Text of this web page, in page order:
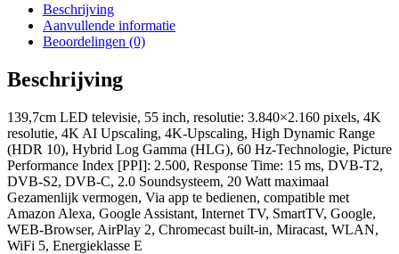
Beschrijving
Aanvullende informatie
Beoordelingen (0)
Beschrijving
139,7cm LED televisie, 55 inch, resolutie: 3.840×2.160 pixels, 4K
resolutie, 4K AI Upscaling, 4K-Upscaling, High Dynamic Range
(HDR 10), Hybrid Log Gamma (HLG), 60 Hz-Technologie, Picture
Performance Index [PPI]: 2.500, Response Time: 15 ms, DVB-T2,
DVB-S2, DVB-C, 2.0 Soundsysteem, 20 Watt maximaal
Gezamenlijk vermogen, Via app te bedienen, compatible met
Amazon Alexa, Google Assistant, Internet TV, SmartTV, Google,
WEB-Browser, AirPlay 2, Chromecast built-in, Miracast, WLAN,
WiFi 5, Energieklasse E